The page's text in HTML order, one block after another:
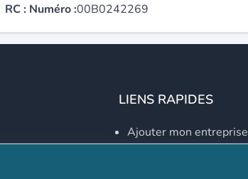
RC : Numéro :00B0242269
LIENS RAPIDES
Ajouter mon entreprise